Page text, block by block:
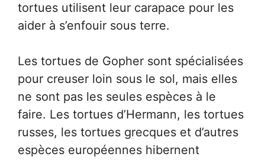
tortues utilisent leur carapace pour les
aider à s’enfouir sous terre.
Les tortues de Gopher sont spécialisées
pour creuser loin sous le sol, mais elles
ne sont pas les seules espèces à le
faire. Les tortues d’Hermann, les tortues
russes, les tortues grecques et d’autres
espèces européennes hibernent